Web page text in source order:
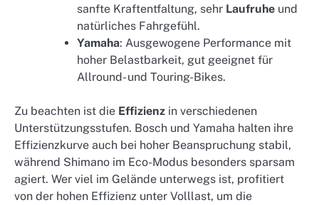
sanfte Kraftentfaltung, sehr Laufruhe und
natürliches Fahrgefühl.
Yamaha: Ausgewogene Performance mit
hoher Belastbarkeit, gut geeignet für
Allround- und Touring-Bikes.
Zu beachten ist die Effizienz in verschiedenen
Unterstützungsstufen. Bosch und Yamaha halten ihre
Effizienzkurve auch bei hoher Beanspruchung stabil,
während Shimano im Eco-Modus besonders sparsam
agiert. Wer viel im Gelände unterwegs ist, profitiert
von der hohen Effizienz unter Volllast, um die